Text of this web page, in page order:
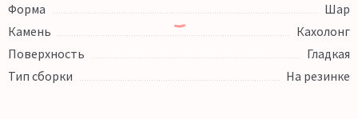
Форма
Шар
Камень
Кахолонг
Поверхность
Гладкая
Тип сборки
На резинке